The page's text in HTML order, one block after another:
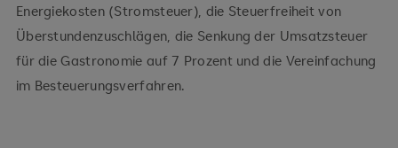
Energiekosten (Stromsteuer), die Steuerfreiheit von
Überstundenzuschlägen, die Senkung der Umsatzsteuer
für die Gastronomie auf 7 Prozent und die Vereinfachung
im Besteuerungsverfahren.